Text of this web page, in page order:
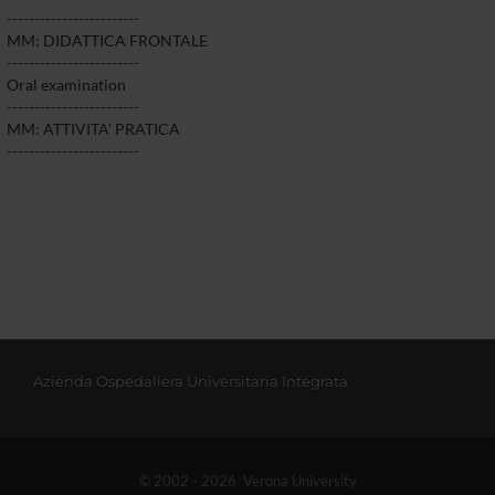
------------------------
MM: DIDATTICA FRONTALE
------------------------
Oral examination
------------------------
MM: ATTIVITA' PRATICA
------------------------
Azienda Ospedaliera Universitaria Integrata
© 2002 - 2026 Verona University